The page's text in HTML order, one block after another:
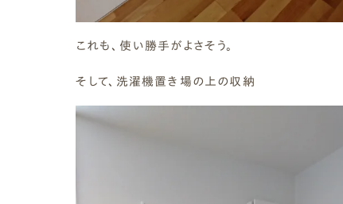
これも、使い勝手がよさそう。
そして、洗濯機置き場の上の収納